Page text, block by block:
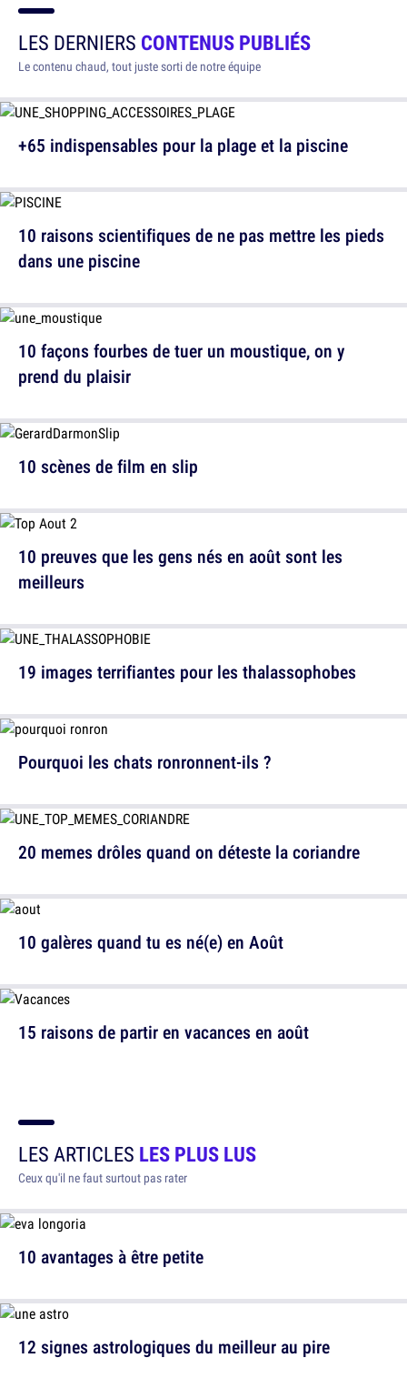
LES DERNIERS CONTENUS PUBLIÉS
Le contenu chaud, tout juste sorti de notre équipe
+65 indispensables pour la plage et la piscine
10 façons fourbes de tuer un moustique, on y
prend du plaisir
10 preuves que les gens nés en août sont les
meilleurs
Pourquoi les chats ronronnent-ils ?
10 galères quand tu es né(e) en Août
10 raisons scientifiques de ne pas mettre les pieds
dans une piscine
10 scènes de film en slip
19 images terrifiantes pour les thalassophobes
20 memes drôles quand on déteste la coriandre
15 raisons de partir en vacances en août
LES ARTICLES LES PLUS LUS
Ceux qu'il ne faut surtout pas rater
10 avantages à être petite
12 signes astrologiques du meilleur au pire